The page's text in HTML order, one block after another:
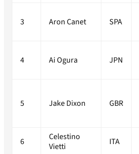
3 Aron Canet SPA
4 Ai Ogura JPN
5 Jake Dixon GBR
6
Celestino
Vietti
ITA